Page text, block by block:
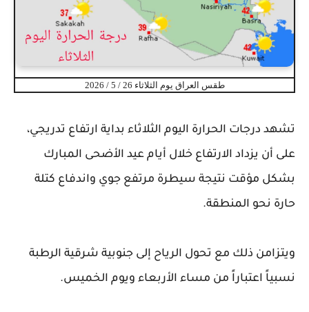
طقس العراق يوم الثلاثاء 26 / 5 / 2026
‏تشهد درجات الحرارة اليوم الثلاثاء بداية ارتفاع تدريجي،
على أن يزداد الارتفاع خلال أيام عيد الأضحى المبارك
بشكل مؤقت نتيجة سيطرة مرتفع جوي واندفاع كتلة
حارة نحو المنطقة.
‏ويتزامن ذلك مع تحول الرياح إلى جنوبية شرقية الرطبة
نسبياً اعتباراً من مساء الأربعاء ويوم الخميس.